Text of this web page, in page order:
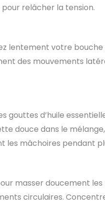
relâcher la tension.
lentement votre bouche
des mouvements
gouttes d’huile
douce dans le
les mâchoires pendant
masser doucement
circulaires.